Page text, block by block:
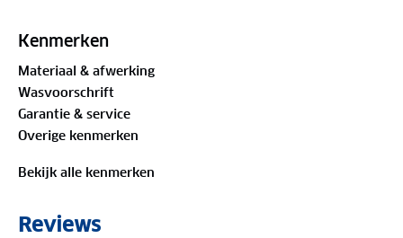
Kenmerken
Materiaal & afwerking
Wasvoorschrift
Garantie & service
Overige kenmerken
Bekijk alle kenmerken
Reviews